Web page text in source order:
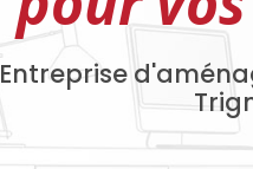
Entreprise